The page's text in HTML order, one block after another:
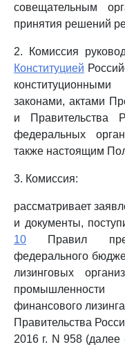
совещательным
принятия решений
2. Комиссия
Конституцией
законами, актами
и Правительства
федеральных
также настоящим
3. Комиссия:
рассматривает
и документы,
10 Правил
федерального
лизинговых
финансового
Правительства
2016 г. N 958